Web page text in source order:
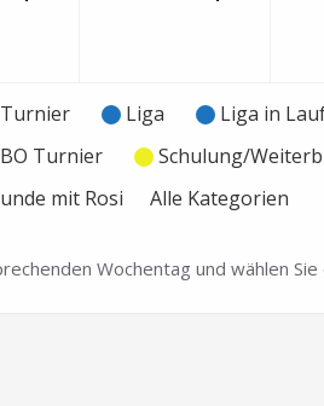
Liga Liga in
Turnier
Schulung/
mit Rosi Alle Kategorien
Wochentag und wählen